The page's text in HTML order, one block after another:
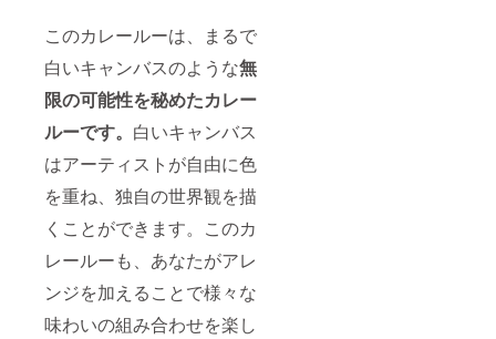
このカレールーは、まるで
白いキャンバスのような無
限の可能性を秘めたカレー
ルーです。 白いキャンバス
はアーティストが自由に色
を重ね、独自の世界観を描
くことができます。このカ
レールーも、あなたがアレ
ンジを加えることで様々な
味わいの組み合わせを楽し